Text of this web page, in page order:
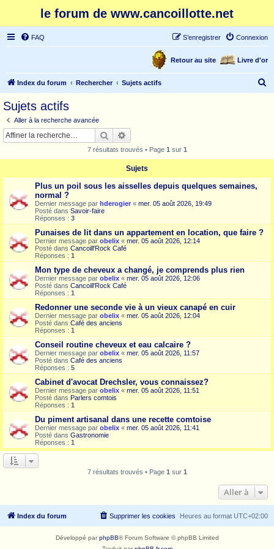
le forum de www.cancoillotte.net
FAQ Connexion
S’enregistrer
Livre d'or
Retour au site
Index du forum Rechercher Sujets actifs
Sujets actifs
Aller à la recherche avancée
Rechercher
7 résultats trouvés • Page 1 sur 1
Sujets
Plus un poil sous les aisselles depuis quelques semaines,
normal ?
Dernier message par hderogier « mer. 05 août 2026, 19:49
Posté dans Savoir-faire
Réponses : 3
Punaises de lit dans un appartement en location, que faire ?
Dernier message par obelix « mer. 05 août 2026, 12:14
Posté dans Cancoill'Rock Café
Réponses : 1
Mon type de cheveux a changé, je comprends plus rien
Dernier message par obelix « mer. 05 août 2026, 12:06
Posté dans Cancoill'Rock Café
Réponses : 1
Redonner une seconde vie à un vieux canapé en cuir
Dernier message par obelix « mer. 05 août 2026, 12:04
Posté dans Café des anciens
Réponses : 1
Conseil routine cheveux et eau calcaire ?
Dernier message par obelix « mer. 05 août 2026, 11:57
Posté dans Café des anciens
Réponses : 5
Cabinet d'avocat Drechsler, vous connaissez?
Dernier message par obelix « mer. 05 août 2026, 11:51
Posté dans Parlers comtois
Réponses : 1
Du piment artisanal dans une recette comtoise
Dernier message par obelix « mer. 05 août 2026, 11:41
Posté dans Gastronomie
Réponses : 1
7 résultats trouvés • Page 1 sur 1
Aller à
Index du forum Heures au format UTC+02:00
Supprimer les cookies
Développé parphpBB® Forum Software © phpBB Limited